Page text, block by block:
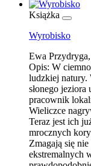
Książka
Wyrobisko
Ewa
Opis: W
ludzkiej natury.
słonego jeziora
pracownik
Wieliczce
Teraz jest ich
mrocznych
Zmagają się
ekstremalnych